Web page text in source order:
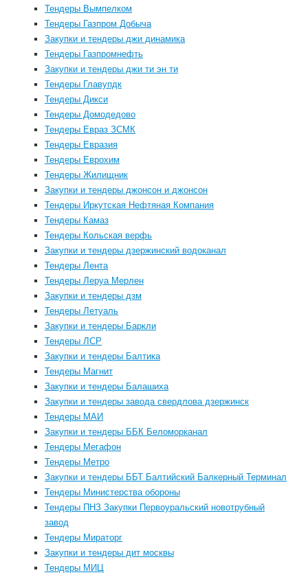
Тендеры Вымпелком
Тендеры Газпром Добыча
Закупки и тендеры джи динамика
Тендеры Газпромнефть
Закупки и тендеры джи ти эн ти
Тендеры Главупдк
Тендеры Дикси
Тендеры Домодедово
Тендеры Евраз ЗСМК
Тендеры Евразия
Тендеры Еврохим
Тендеры Жилищник
Закупки и тендеры джонсон и джонсон
Тендеры Иркутская Нефтяная Компания
Тендеры Камаз
Тендеры Кольская верфь
Закупки и тендеры дзержинский водоканал
Тендеры Лента
Тендеры Леруа Мерлен
Закупки и тендеры дзм
Тендеры Летуаль
Закупки и тендеры Баркли
Тендеры ЛСР
Закупки и тендеры Балтика
Тендеры Магнит
Закупки и тендеры Балашиха
Закупки и тендеры завода свердлова дзержинск
Тендеры МАИ
Закупки и тендеры ББК Беломорканал
Тендеры Мегафон
Тендеры Метро
Закупки и тендеры ББТ Балтийский Балкерный Терминал
Тендеры Министерства обороны
Тендеры ПНЗ Закупки Первоуральский новотрубный
завод
Тендеры Мираторг
Закупки и тендеры дит москвы
Тендеры МИЦ